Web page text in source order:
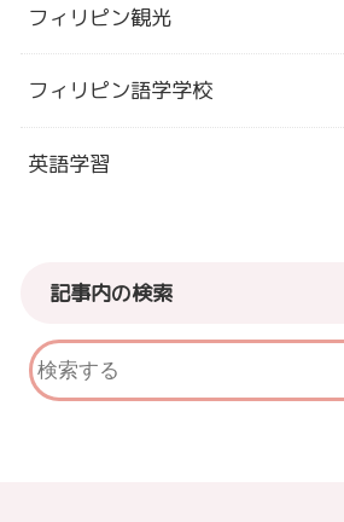
フィリピン観光
フィリピン語学学校
英語学習
記事内の検索